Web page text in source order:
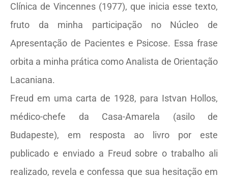
Clínica de Vincennes (1977), que inicia esse texto,
fruto da minha participação no Núcleo de
Apresentação de Pacientes e Psicose. Essa frase
orbita a minha prática como Analista de Orientação
Lacaniana.
Freud em uma carta de 1928, para Istvan Hollos,
médico-chefe da Casa-Amarela (asilo de
Budapeste), em resposta ao livro por este
publicado e enviado a Freud sobre o trabalho ali
realizado, revela e confessa que sua hesitação em